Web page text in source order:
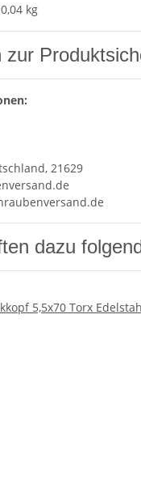
0,04 kg
zur
21629
dazu